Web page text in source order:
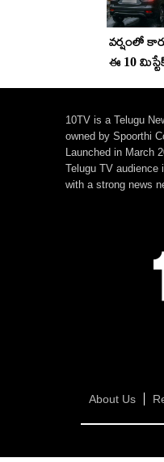
వర్షంలో
ఈ 10
10TV is a Telugu
owned by Spoorthi
Launched in March
Telugu TV audience
with a strong news
About Us